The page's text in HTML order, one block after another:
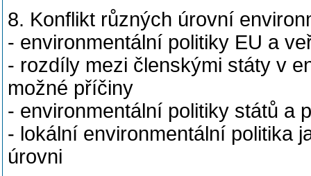
8. Konflikt různých úrovní
- environmentální politiky EU a
- rozdíly mezi členskými státy v
možné příčiny
- environmentální politiky států a
- lokální environmentální politika
úrovni